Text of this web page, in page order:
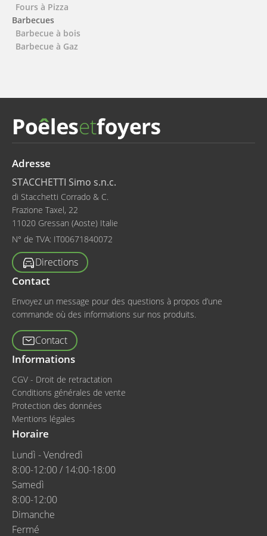
Fours à Pizza
Barbecues
Barbecue à bois
Barbecue à Gaz
Adresse
STACCHETTI Simo s.n.c.
di Stacchetti Corrado & C.
Frazione Taxel, 22
11020 Gressan (Aoste) Italie
N° de TVA: IT00671840072
Directions
Contact
Envoyez un message pour des questions à propos d’une
commande où des informations sur nos produits.
Contact
Informations
CGV - Droit de retractation
Conditions générales de vente
Protection des données
Mentions légales
Horaire
Lundì - Vendredì
8:00-12:00 / 14:00-18:00
Samedì
8:00-12:00
Dimanche
Fermé